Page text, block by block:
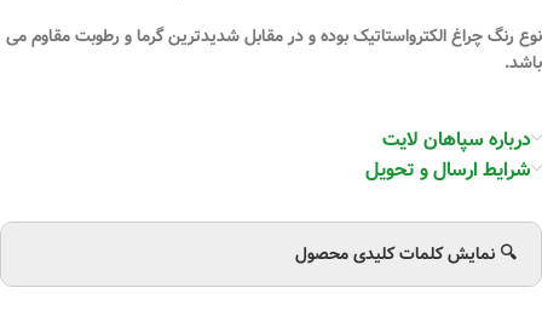
نوع رنگ چراغ الکترواستاتیک بوده و در مقابل شدیدترین گرما و رطوبت مقاوم می
باشد.
درباره سپاهان لایت
شرایط ارسال و تحویل
🔍 نمایش کلمات کلیدی محصول